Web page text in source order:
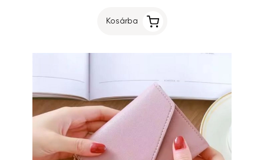
Kosárba